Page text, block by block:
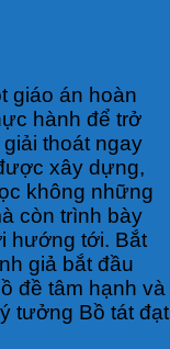
giáo án hoàn
hành để trở
thoát ngay
xây dựng,
không những
còn trình bày
hướng tới. Bắt
giả bắt đầu
đề tâm hạnh và
tưởng Bồ tát đạt